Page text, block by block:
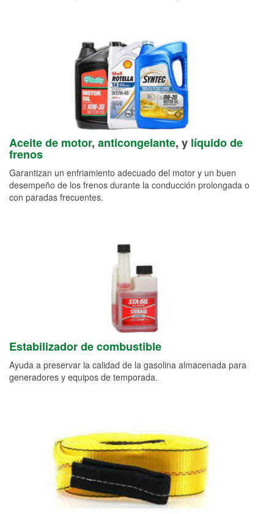
Aceite de motor, anticongelante, y líquido de
frenos
Garantizan un enfriamiento adecuado del motor y un buen
desempeño de los frenos durante la conducción prolongada o
con paradas frecuentes.
Estabilizador de combustible
Ayuda a preservar la calidad de la gasolina almacenada para
generadores y equipos de temporada.